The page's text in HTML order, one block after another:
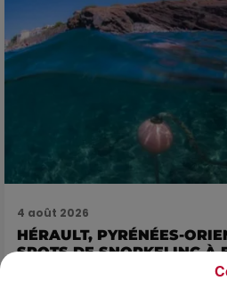
4 août 2026
HÉRAULT, PYRÉNÉES-
SPOTS DE SNORKELING À
Pas besoin de bouteilles de